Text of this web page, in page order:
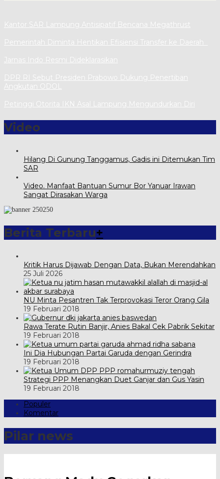
Kantor SAR Lampung Antisipatif Bencana Megathrust
Pemerintah Diminta Hentikan Efisiensi Transfer ke Daerah
Jarnas Indo Resmi Dideklarasikan
DPR RI Sebut Presiden Prabowo Dukung Penertiban
Angkutan ODOL
Petinggi Otorita IKN Asal Lampung Mengundurkan Diri
Video
Hilang Di Gunung Tanggamus, Gadis ini Ditemukan Tim
SAR
Video. Manfaat Bantuan Sumur Bor Yanuar Irawan
Sangat Dirasakan Warga
Berita Terbaru+
Kritik Harus Dijawab Dengan Data, Bukan Merendahkan
25 Juli 2026
NU Minta Pesantren Tak Terprovokasi Teror Orang Gila
19 Februari 2018
Rawa Terate Rutin Banjir, Anies Bakal Cek Pabrik Sekitar
19 Februari 2018
Ini Dia Hubungan Partai Garuda dengan Gerindra
19 Februari 2018
Strategi PPP Menangkan Duet Ganjar dan Gus Yasin
19 Februari 2018
Populer
Komentar
Pilar news